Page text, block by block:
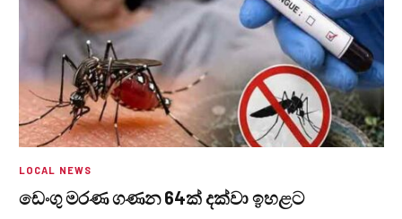
LOCAL NEWS
ඩෙංගු මරණ ගණන 64ක් දක්වා ඉහළට